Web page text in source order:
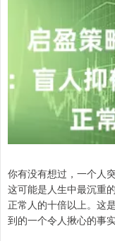
你有没有想过，一个人
这可能是人生中最沉重
正常人的十倍以上。这
到的一个令人揪心的事实